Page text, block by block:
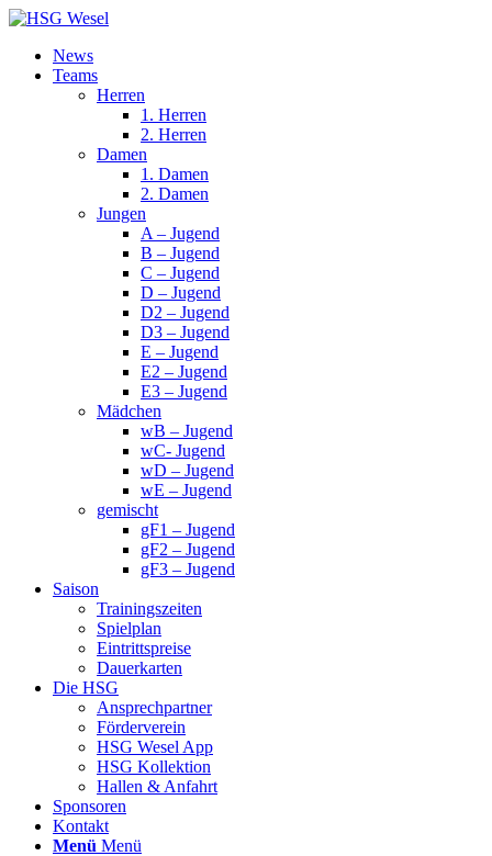
News
Teams
Herren
1. Herren
2. Herren
Damen
1. Damen
2. Damen
Jungen
A – Jugend
B – Jugend
C – Jugend
D – Jugend
D2 – Jugend
D3 – Jugend
E – Jugend
E2 – Jugend
E3 – Jugend
Mädchen
wB – Jugend
wC- Jugend
wD – Jugend
wE – Jugend
gemischt
gF1 – Jugend
gF2 – Jugend
gF3 – Jugend
Saison
Trainingszeiten
Spielplan
Eintrittspreise
Dauerkarten
Die HSG
Ansprechpartner
Förderverein
HSG Wesel App
HSG Kollektion
Hallen & Anfahrt
Sponsoren
Kontakt
Menü Menü